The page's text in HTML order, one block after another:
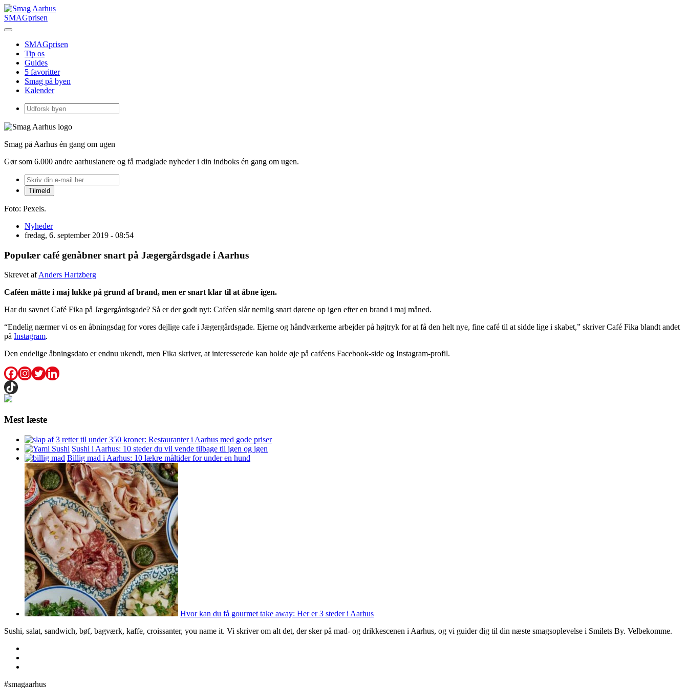
SMAGprisen
SMAGprisen
Tip os
Guides
5 favoritter
Smag på byen
Kalender
Smag på Aarhus én gang om ugen
Gør som 6.000 andre aarhusianere og få madglade nyheder i din indboks én gang om ugen.
Foto: Pexels.
Nyheder
fredag, 6. september 2019 - 08:54
Populær café genåbner snart på Jægergårdsgade i Aarhus
Skrevet afAnders Hartzberg
Caféen måtte i maj lukke på grund af brand, men er snart klar til at åbne igen.
Har du savnet Café Fika på Jægergårdsgade? Så er der godt nyt: Caféen slår nemlig snart dørene op igen efter en brand i maj måned.
“Endelig nærmer vi os en åbningsdag for vores dejlige cafe i Jægergårdsgade. Ejerne og håndværkerne arbejder på højtryk for at få den helt nye, fine café til at sidde lige i skabet,” skriver Café Fika blandt andet
på Instagram.
Den endelige åbningsdato er endnu ukendt, men Fika skriver, at interesserede kan holde øje på caféens Facebook-side og Instagram-profil.
Mest læste
3 retter til under 350 kroner: Restauranter i Aarhus med gode priser
Sushi i Aarhus: 10 steder du vil vende tilbage til igen og igen
Billig mad i Aarhus: 10 lækre måltider for under en hund
Hvor kan du få gourmet take away: Her er 3 steder i Aarhus
Sushi, salat, sandwich, bøf, bagværk, kaffe, croissanter, you name it. Vi skriver om alt det, der sker på mad- og drikkescenen i Aarhus, og vi guider dig til din næste smagsoplevelse i Smilets By. Velbekomme.
#smagaarhus